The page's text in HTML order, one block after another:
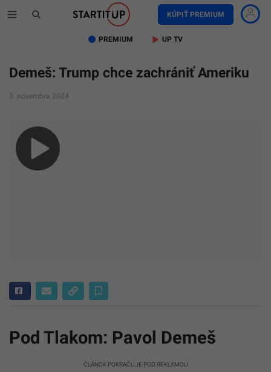
KÚPIŤ PREMIUM
PREMIUM UP TV
Demeš: Trump chce zachrániť Ameriku
3. novembra 2024
Pod Tlakom: Pavol Demeš
ČLÁNOK POKRAČUJE POD REKLAMOU